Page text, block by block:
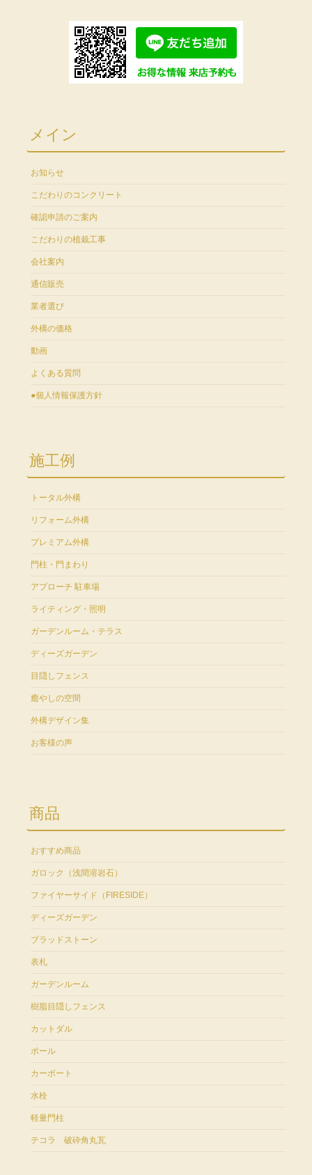
メイン
お知らせ
こだわりのコンクリート
確認申請のご案内
こだわりの植栽工事
会社案内
通信販売
業者選び
外構の価格
動画
よくある質問
●個人情報保護方針
施工例
トータル外構
リフォーム外構
プレミアム外構
門柱・門まわり
アプローチ 駐車場
ライティング・照明
ガーデンルーム・テラス
ディーズガーデン
目隠しフェンス
癒やしの空間
外構デザイン集
お客様の声
商品
おすすめ商品
ガロック（浅間溶岩石）
ファイヤーサイド（FIRESIDE）
ディーズガーデン
ブラッドストーン
表札
ガーデンルーム
樹脂目隠しフェンス
カットダル
ポール
カーポート
水栓
軽量門柱
テコラ 破砕角丸瓦